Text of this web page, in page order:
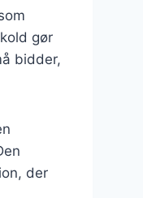
gør
bidder,
der